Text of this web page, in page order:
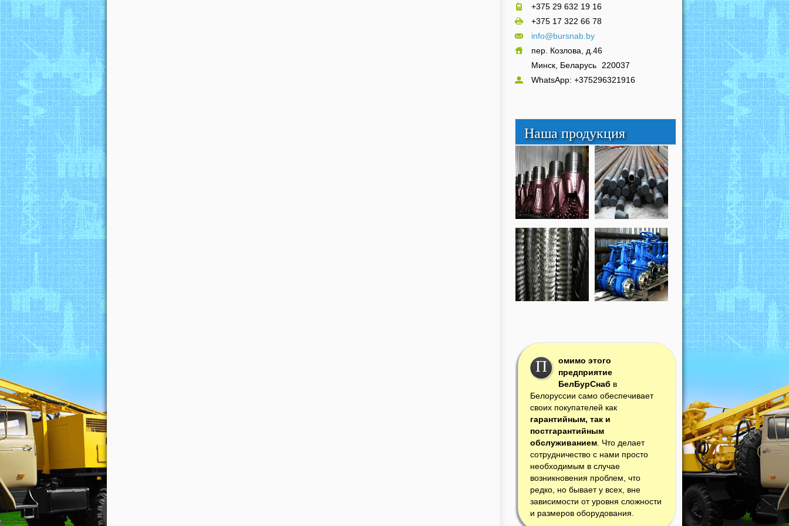
+375 29 632 19 16
+375 17 322 66 78
info@bursnab.by
пер. Козлова, д.46
Минск, Беларусь 220037
WhatsApp: +375296321916
Наша продукция
П
омимо этого
предприятие
БелБурСнаб в
Белоруссии само обеспечивает
своих покупателей как
гарантийным, так и
постгарантийным
обслуживанием. Что делает
сотрудничество с нами просто
необходимым в случае
возникновения проблем, что
редко, но бывает у всех, вне
зависимости от уровня сложности
и размеров оборудования.